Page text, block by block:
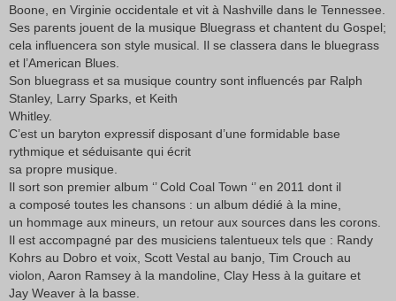
Boone, en Virginie occidentale et vit à Nashville dans le Tennessee.
Ses parents jouent de la musique Bluegrass et chantent du Gospel;
cela influencera son style musical. Il se classera dans le bluegrass
et l’American Blues.
Son bluegrass et sa musique country sont influencés par Ralph
Stanley, Larry Sparks, et Keith
Whitley.
C’est un baryton expressif disposant d’une formidable base
rythmique et séduisante qui écrit
sa propre musique.
Il sort son premier album ‘’ Cold Coal Town ‘’ en 2011 dont il
a composé toutes les chansons : un album dédié à la mine,
un hommage aux mineurs, un retour aux sources dans les corons.
Il est accompagné par des musiciens talentueux tels que : Randy
Kohrs au Dobro et voix, Scott Vestal au banjo, Tim Crouch au
violon, Aaron Ramsey à la mandoline, Clay Hess à la guitare et
Jay Weaver à la basse.